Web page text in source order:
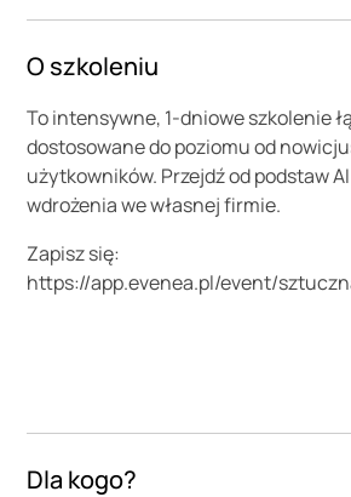
O szkoleniu
To intensywne, 1-dniowe szkolenie
dostosowane do poziomu od
użytkowników. Przejdź od podstaw
wdrożenia we własnej firmie.
Zapisz się:
https://app.evenea.pl/event/
Dla kogo?